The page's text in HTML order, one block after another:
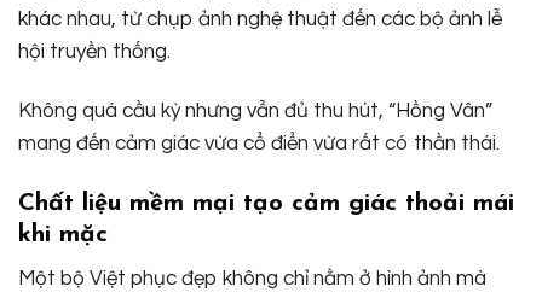
khác nhau, từ chụp ảnh nghệ thuật đến các bộ ảnh lễ
hội truyền thống.
Không quá cầu kỳ nhưng vẫn đủ thu hút, “Hồng Vân”
mang đến cảm giác vừa cổ điển vừa rất có thần thái.
Chất liệu mềm mại tạo cảm giác thoải mái
khi mặc
Một bộ Việt phục đẹp không chỉ nằm ở hình ảnh mà